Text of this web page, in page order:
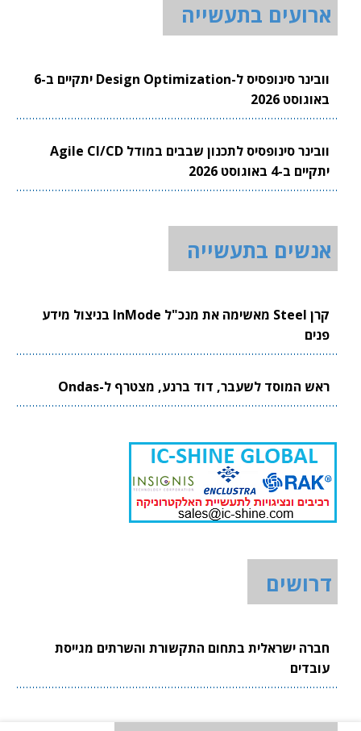
ארועים בתעשייה
וובינר סינופסיס ל-Design Optimization יתקיים ב-6
באוגוסט 2026
וובינר סינופסיס לתכנון שבבים במודל Agile CI/CD
יתקיים ב-4 באוגוסט 2026
אנשים בתעשייה
קרן Steel מאשימה את מנכ"ל InMode בניצול מידע
פנים
ראש המוסד לשעבר, דוד ברנע, מצטרף ל-Ondas
דרושים
חברה ישראלית בתחום התקשורת והשרתים מגייסת
עובדים